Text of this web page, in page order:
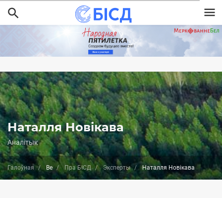
Перайсці
да
асноўнага
змесціва
Наталля Новікава
Аналітык
Галоўная Be Пра БІСД Эксперты Наталля Новікава